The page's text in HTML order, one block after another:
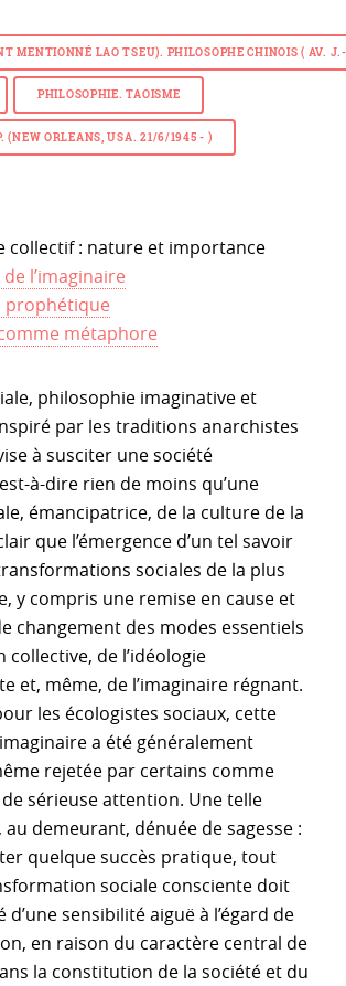
MENTIONNÉ LAO TSEU). PHILOSOPHE CHINOIS ( AV.
PHILOSOPHIE. TAOISME
(NEW ORLEANS, USA. 21/6/1945 - )
collectif : nature et importance
l’imaginaire
prophétique
métaphore
philosophie imaginative et
par les traditions anarchistes
à susciter une société
à-dire rien de moins qu’une
émancipatrice, de la culture de la
que l’émergence d’un tel savoir
sociales de la plus
y compris une remise en cause et
changement des modes essentiels
collective, de l’idéologie
et, même, de l’imaginaire régnant.
les écologistes sociaux, cette
a été généralement
rejetée par certains comme
sérieuse attention. Une telle
demeurant, dénuée de sagesse :
quelque succès pratique, tout
sociale consciente doit
sensibilité aiguë à l’égard de
en raison du caractère central de
la constitution de la société et du